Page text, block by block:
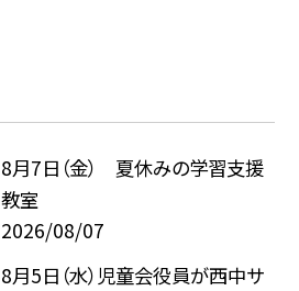
8月7日（金） 夏休みの学習支援
教室
2026/08/07
8月5日（水）児童会役員が西中サ